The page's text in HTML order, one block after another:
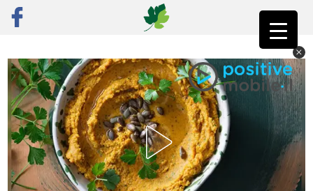
ראשי»רק מתכונים רולדת פילו במילוי כרובית צלויה בטחינה אדומה